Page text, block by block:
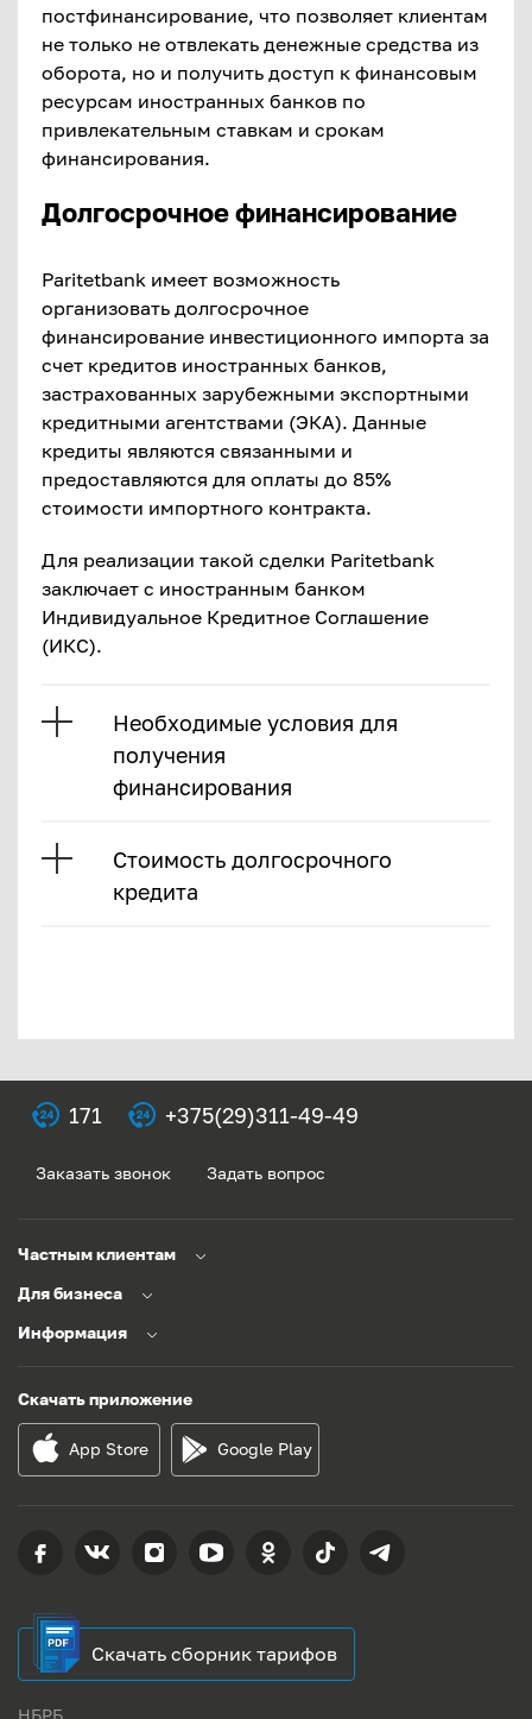
постфинансирование, что позволяет клиентам
не только не отвлекать денежные средства из
оборота, но и получить доступ к финансовым
ресурсам иностранных банков по
привлекательным ставкам и срокам
финансирования.
Долгосрочное финансирование
Paritetbank имеет возможность
организовать долгосрочное
финансирование инвестиционного импорта за
счет кредитов иностранных банков,
застрахованных зарубежными экспортными
кредитными агентствами (ЭКА). Данные
кредиты являются связанными и
предоставляются для оплаты до 85%
стоимости импортного контракта.
Для реализации такой сделки Paritetbank
заключает с иностранным банком
Индивидуальное Кредитное Соглашение
(ИКС).
Необходимые условия для
получения
финансирования
Стоимость долгосрочного
кредита
171 +375(29)311-49-49
Заказать звонок Задать вопрос
Частным клиентам
Для бизнеса
Информация
Скачать приложение
App Store Google Play
Скачать сборник тарифов
НБРБ